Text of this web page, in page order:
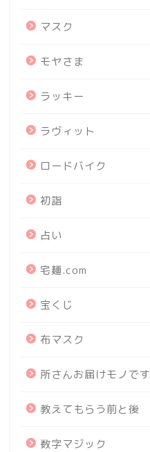
マスク
モヤさま
ラッキー
ラヴィット
ロードバイク
初詣
占い
宅麺.com
宝くじ
布マスク
所さんお届けモノです
教えてもらう前と後
数字マジック